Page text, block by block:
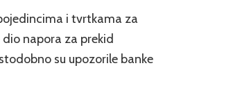
i tvrtkama za
napora za prekid
su upozorile banke